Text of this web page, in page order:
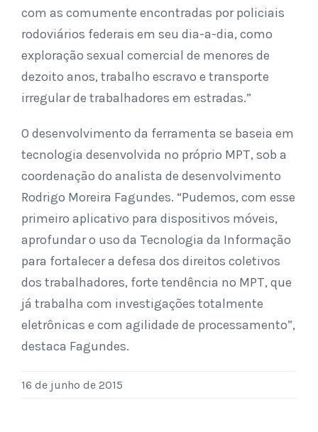
com as comumente encontradas por policiais
rodoviários federais em seu dia-a-dia, como
exploração sexual comercial de menores de
dezoito anos, trabalho escravo e transporte
irregular de trabalhadores em estradas.”
O desenvolvimento da ferramenta se baseia em
tecnologia desenvolvida no próprio MPT, sob a
coordenação do analista de desenvolvimento
Rodrigo Moreira Fagundes. “Pudemos, com esse
primeiro aplicativo para dispositivos móveis,
aprofundar o uso da Tecnologia da Informação
para fortalecer a defesa dos direitos coletivos
dos trabalhadores, forte tendência no MPT, que
já trabalha com investigações totalmente
eletrônicas e com agilidade de processamento”,
destaca Fagundes.
16 de junho de 2015